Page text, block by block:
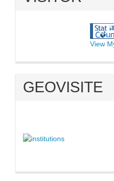
View
GEOVISITE